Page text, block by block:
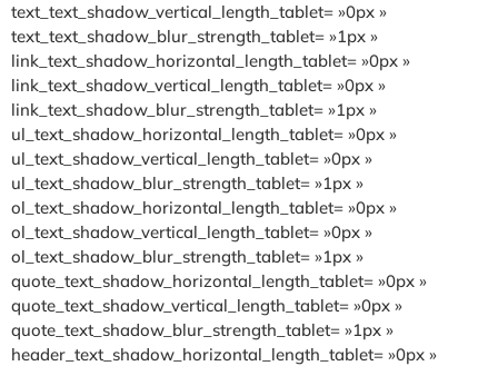
text_text_shadow_vertical_length_tablet= »0px »
text_text_shadow_blur_strength_tablet= »1px »
link_text_shadow_horizontal_length_tablet= »0px »
link_text_shadow_vertical_length_tablet= »0px »
link_text_shadow_blur_strength_tablet= »1px »
ul_text_shadow_horizontal_length_tablet= »0px »
ul_text_shadow_vertical_length_tablet= »0px »
ul_text_shadow_blur_strength_tablet= »1px »
ol_text_shadow_horizontal_length_tablet= »0px »
ol_text_shadow_vertical_length_tablet= »0px »
ol_text_shadow_blur_strength_tablet= »1px »
quote_text_shadow_horizontal_length_tablet= »0px »
quote_text_shadow_vertical_length_tablet= »0px »
quote_text_shadow_blur_strength_tablet= »1px »
header_text_shadow_horizontal_length_tablet= »0px »